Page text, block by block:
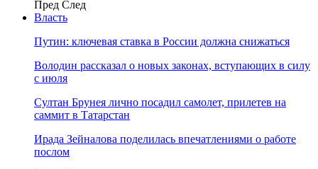
Пред След
Власть
Путин: ключевая ставка в России должна снижаться
Володин рассказал о новых законах, вступающих в силу
с июля
Султан Брунея лично посадил самолет, прилетев на
саммит в Татарстан
Ирада Зейналова поделилась впечатлениями о работе
послом